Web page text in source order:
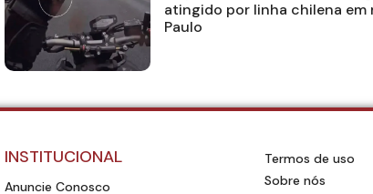
atingido por linha chilena em
Paulo
INSTITUCIONAL
Anuncie Conosco
Termos de uso
Sobre nós